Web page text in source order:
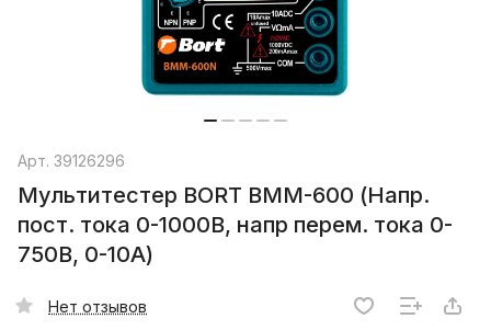
Арт. 39126296
Мультитестер BORT BMM-600 (Напр.
пост. тока 0-1000В, напр перем. тока 0-
750В, 0-10А)
Нет отзывов